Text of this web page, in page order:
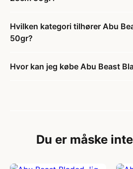
Hvilken kategori tilhører Abu
50gr?
Hvor kan jeg købe Abu Beast
Du er måske